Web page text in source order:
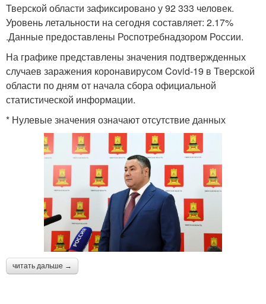
Тверской области зафиксировано у 92 333 человек.
Уровень летальности на сегодня составляет: 2.17%
.Данные предоставлены Роспотребнадзором России.
На графике представлены значения подтвержденных
случаев заражения коронавирусом Covid-19 в Тверской
области по дням от начала сбора официальной
статистической информации.
* Нулевые значения означают отсутствие данных
читать дальше →